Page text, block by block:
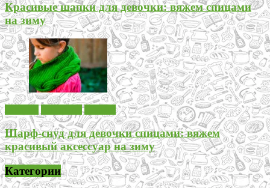
Красивые шапки для девочки: вяжем спицами
на зиму
Шарф-снуд для девочки спицами: вяжем
красивый аксессуар на зиму
Категории